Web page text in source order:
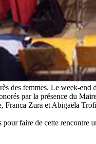
des femmes. Le week-
par la présence du
Zura et Abigaëla
faire de cette rencontre